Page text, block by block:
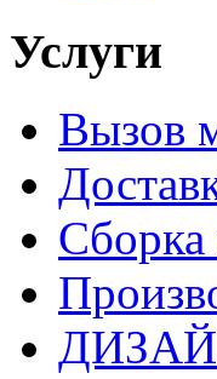
Услуги
Вызов
Сборка